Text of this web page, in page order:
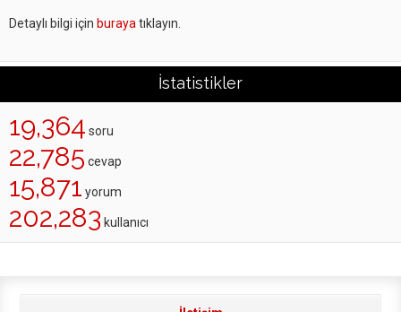
Detaylı bilgi için buraya tıklayın.
İstatistikler
19,364 soru
22,785 cevap
15,871 yorum
202,283 kullanıcı